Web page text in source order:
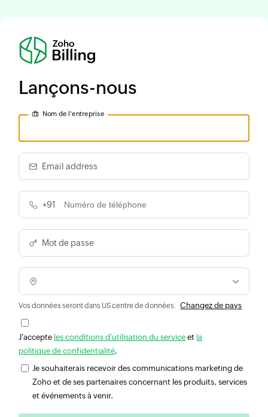
Lançons-nous
Nom de l'entreprise
Email address
+91
Mot de passe
Vos données seront dans US centre de données. Changez de pays
J'accepte les conditions d'utilisation du service et la
politique de confidentialité.
Je souhaiterais recevoir des communications marketing de
Zoho et de ses partenaires concernant les produits, services
et événements à venir.